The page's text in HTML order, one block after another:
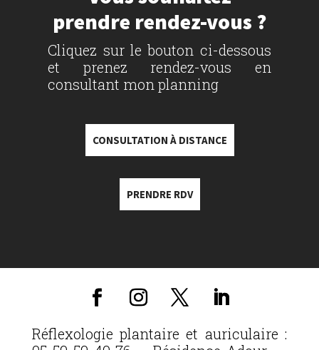
prendre rendez-vous ?
Cliquez sur le bouton ci-dessous
et prenez rendez-vous en
consultant mon planning
CONSULTATION À DISTANCE
PRENDRE RDV
Réflexologie plantaire et auriculaire :